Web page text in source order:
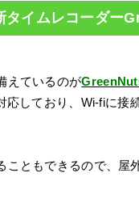
タイムレコーダー
えているのが
応しており、Wi-fiに接
こともできるので、屋